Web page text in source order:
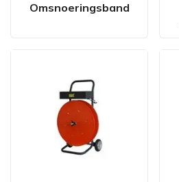
Omsnoeringsband